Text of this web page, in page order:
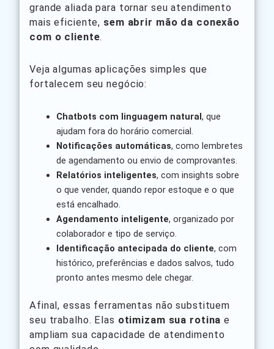
grande aliada para tornar seu atendimento
mais eficiente, sem abrir mão da conexão
com o cliente.
Veja algumas aplicações simples que
fortalecem seu negócio:
Chatbots com linguagem natural, que
ajudam fora do horário comercial.
Notificações automáticas, como lembretes
de agendamento ou envio de comprovantes.
Relatórios inteligentes, com insights sobre
o que vender, quando repor estoque e o que
está encalhado.
Agendamento inteligente, organizado por
colaborador e tipo de serviço.
Identificação antecipada do cliente, com
histórico, preferências e dados salvos, tudo
pronto antes mesmo dele chegar.
Afinal, essas ferramentas não substituem
seu trabalho. Elas otimizam sua rotina e
ampliam sua capacidade de atendimento